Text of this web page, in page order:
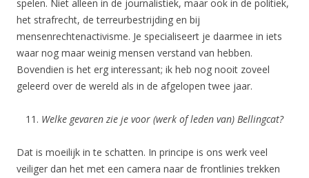
spelen. Niet alleen in de journalistiek, maar ook in de politiek,
het strafrecht, de terreurbestrijding en bij
mensenrechtenactivisme. Je specialiseert je daarmee in iets
waar nog maar weinig mensen verstand van hebben.
Bovendien is het erg interessant; ik heb nog nooit zoveel
geleerd over de wereld als in de afgelopen twee jaar.
Welke gevaren zie je voor (werk of leden van) Bellingcat?
Dat is moeilijk in te schatten. In principe is ons werk veel
veiliger dan het met een camera naar de frontlinies trekken